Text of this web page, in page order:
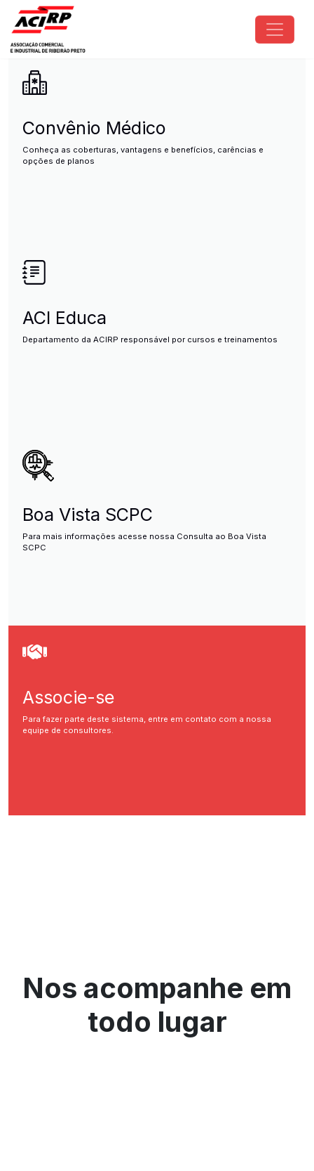
Pular para o conteúdo principal
ACIRP - Associação Comercial
Convênio Médico
Conheça as coberturas, vantagens e benefícios, carências e
opções de planos
ACI Educa
Departamento da ACIRP responsável por cursos e treinamentos
Boa Vista SCPC
Para mais informações acesse nossa Consulta ao Boa Vista
SCPC
Associe-se
Para fazer parte deste sistema, entre em contato com a nossa
equipe de consultores.
Nos acompanhe em
todo lugar